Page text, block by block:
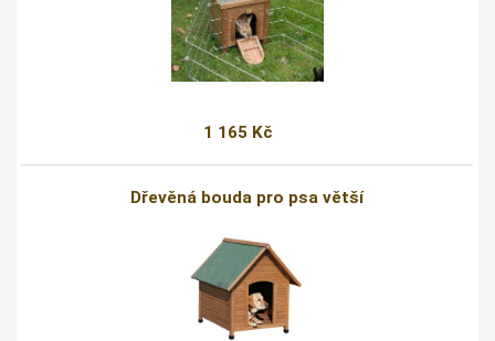
1 165 Kč
Dřevěná bouda pro psa větší